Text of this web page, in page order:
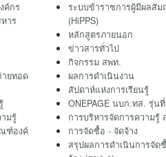
ค์กร
าร
ยทอด
มรู้
ฑ์องค์
ระบบข้าราชการผู้มีผลสัม
(HiPPS)
หลักสูตรภายนอก
ข่าวสารทั่วไป
กิจกรรม สพท.
ผลการดำเนินงาน
สัปดาห์แห่งการเรียนรู้
ONEPAGE นบก.ทส. รุ่นที่
การบริหารจัดการความรู้
การจัดซื้อ - จัดจ้าง
สรุปผลการดำเนินการจัด